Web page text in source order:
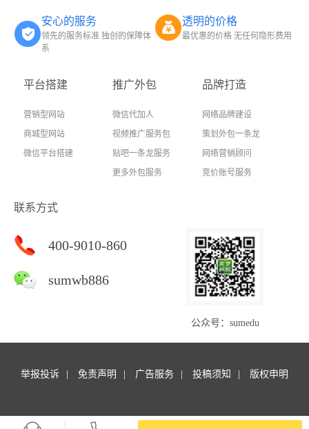
安心的服务
领先的服务标准 独创的保障体
系
透明的价格
最优惠的价格 无任何隐形费用
平台搭建
营销型网站
商城型网站
微信平台搭建
推广外包
微信代加人
视频推广服务包
贴吧一条龙服务
更多外包服务
品牌打造
网络品牌建设
策划外包一条龙
网络营销顾问
竞价账号服务
联系方式
400-9010-860
sumwb886
公众号：sumedu
举报投诉 免责声明 广告服务 投稿须知 版权申明
Copyright © 商梦外包. All rights reserved.商梦网校 版权所有苏ICP备14047127号-16